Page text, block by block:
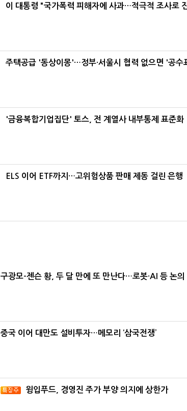
이 대통령 "국가폭력 피해자에 사과…적극적 조사로
주택공급 '동상이몽'…정부·서울시 협력 없으면 '공수
'금융복합기업집단' 토스, 전 계열사 내부통제 표준화
ELS 이어 ETF까지…고위험상품 판매 제동 걸린 은행
구광모-젠슨 황, 두 달 만에 또 만난다…로봇·AI 등 논의
중국 이어 대만도 설비투자…메모리 ‘삼국전쟁’
윙입푸드, 경영진 주가 부양 의지에 상한가